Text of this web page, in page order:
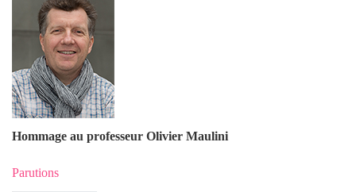
Hommage au professeur Olivier Maulini
Parutions